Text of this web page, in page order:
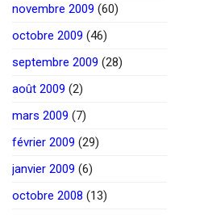
novembre 2009 (60)
octobre 2009 (46)
septembre 2009 (28)
août 2009 (2)
mars 2009 (7)
février 2009 (29)
janvier 2009 (6)
octobre 2008 (13)